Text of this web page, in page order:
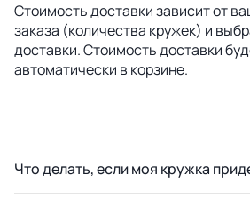
Стоимость доставки зависит от
заказа (количества кружек) и
доставки. Стоимость доставки
автоматически в корзине.
Что делать, если моя кружка